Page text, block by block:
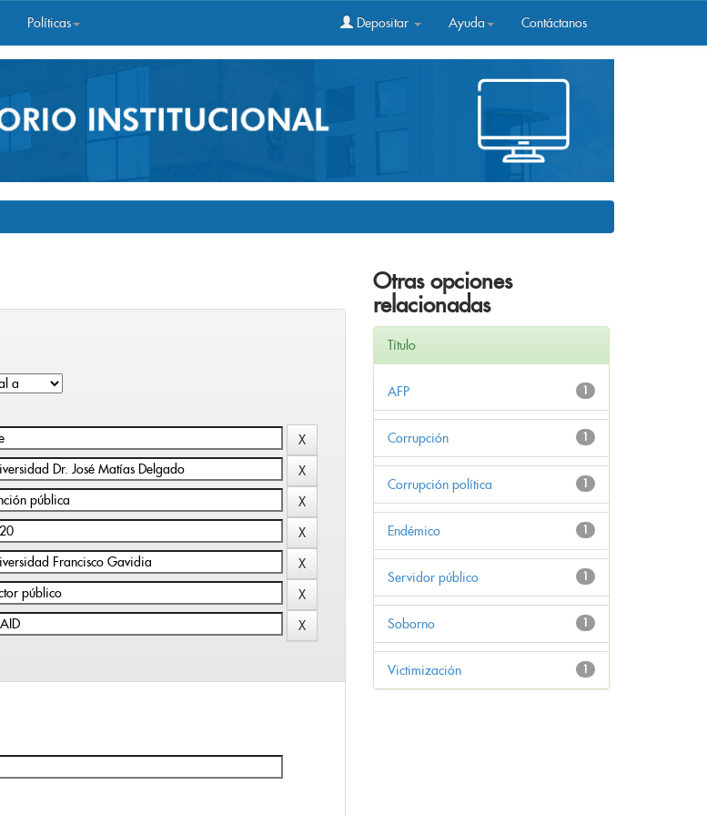
Políticas Depositar Ayuda Contáctanos
Otras opciones
relacionadas
Título
1
AFP
1
Corrupción
1
Corrupción política
1
Endémico
1
Servidor público
1
Soborno
1
Victimización